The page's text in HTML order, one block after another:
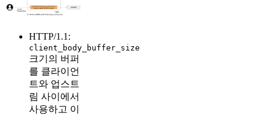
HTTP/1.1:
client_body_buffer_size
크기의 버퍼
를 클라이언
트와 업스트
림 사이에서
사용하고 이